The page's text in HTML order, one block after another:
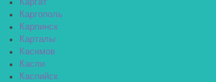
Каргат
Каргополь
Карпинск
Карталы
Касимов
Касли
Каспийск